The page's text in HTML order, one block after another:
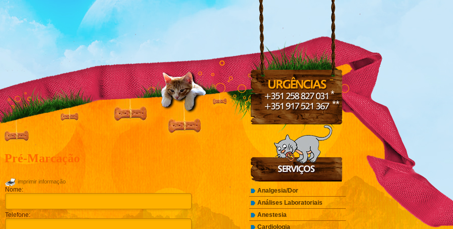
Pré-Marcação
imprimir informação
Nome:
Telefone:
*
**
Analgesia/Dor
Análises Laboratoriais
Anestesia
Cardiologia